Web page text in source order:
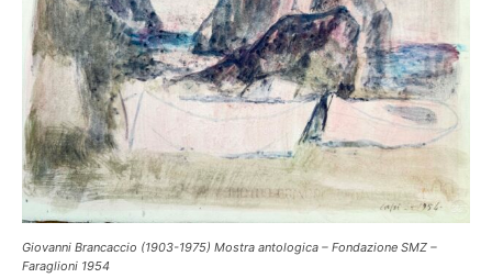
Giovanni Brancaccio (1903-1975) Mostra antologica – Fondazione SMZ –
Faraglioni 1954